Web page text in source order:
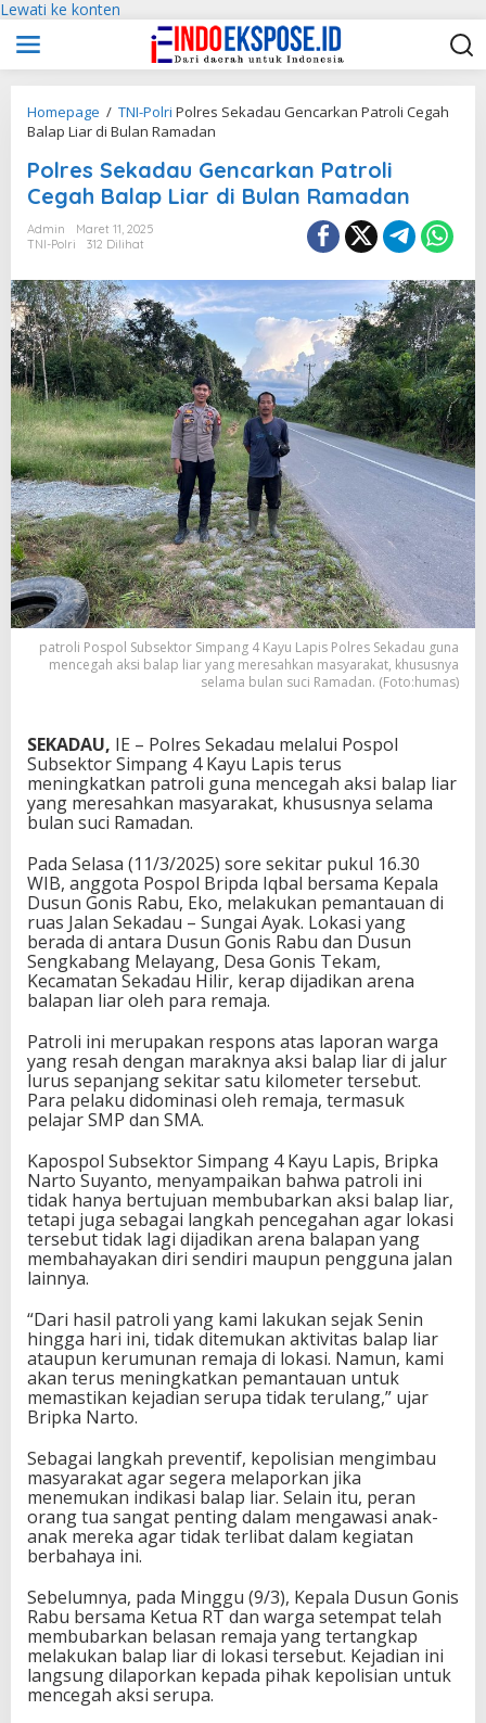
Lewati ke konten
Homepage / TNI-Polri Polres Sekadau Gencarkan Patroli Cegah
Balap Liar di Bulan Ramadan
Polres Sekadau Gencarkan Patroli
Cegah Balap Liar di Bulan Ramadan
Admin
Maret 11, 2025
TNI-Polri
312 Dilihat
patroli Pospol Subsektor Simpang 4 Kayu Lapis Polres Sekadau guna
mencegah aksi balap liar yang meresahkan masyarakat, khususnya
selama bulan suci Ramadan. (Foto:humas)
SEKADAU, IE – Polres Sekadau melalui Pospol
Subsektor Simpang 4 Kayu Lapis terus
meningkatkan patroli guna mencegah aksi balap liar
yang meresahkan masyarakat, khususnya selama
bulan suci Ramadan.
Pada Selasa (11/3/2025) sore sekitar pukul 16.30
WIB, anggota Pospol Bripda Iqbal bersama Kepala
Dusun Gonis Rabu, Eko, melakukan pemantauan di
ruas Jalan Sekadau – Sungai Ayak. Lokasi yang
berada di antara Dusun Gonis Rabu dan Dusun
Sengkabang Melayang, Desa Gonis Tekam,
Kecamatan Sekadau Hilir, kerap dijadikan arena
balapan liar oleh para remaja.
Patroli ini merupakan respons atas laporan warga
yang resah dengan maraknya aksi balap liar di jalur
lurus sepanjang sekitar satu kilometer tersebut.
Para pelaku didominasi oleh remaja, termasuk
pelajar SMP dan SMA.
Kapospol Subsektor Simpang 4 Kayu Lapis, Bripka
Narto Suyanto, menyampaikan bahwa patroli ini
tidak hanya bertujuan membubarkan aksi balap liar,
tetapi juga sebagai langkah pencegahan agar lokasi
tersebut tidak lagi dijadikan arena balapan yang
membahayakan diri sendiri maupun pengguna jalan
lainnya.
“Dari hasil patroli yang kami lakukan sejak Senin
hingga hari ini, tidak ditemukan aktivitas balap liar
ataupun kerumunan remaja di lokasi. Namun, kami
akan terus meningkatkan pemantauan untuk
memastikan kejadian serupa tidak terulang,” ujar
Bripka Narto.
Sebagai langkah preventif, kepolisian mengimbau
masyarakat agar segera melaporkan jika
menemukan indikasi balap liar. Selain itu, peran
orang tua sangat penting dalam mengawasi anak-
anak mereka agar tidak terlibat dalam kegiatan
berbahaya ini.
Sebelumnya, pada Minggu (9/3), Kepala Dusun Gonis
Rabu bersama Ketua RT dan warga setempat telah
membubarkan belasan remaja yang tertangkap
melakukan balap liar di lokasi tersebut. Kejadian ini
langsung dilaporkan kepada pihak kepolisian untuk
mencegah aksi serupa.